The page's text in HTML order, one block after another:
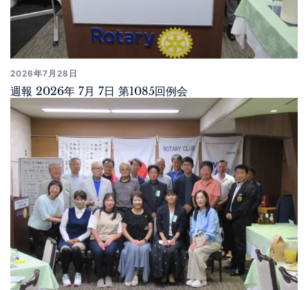
2026年7月28日
週報 2026年 7月 7日 第1085回例会